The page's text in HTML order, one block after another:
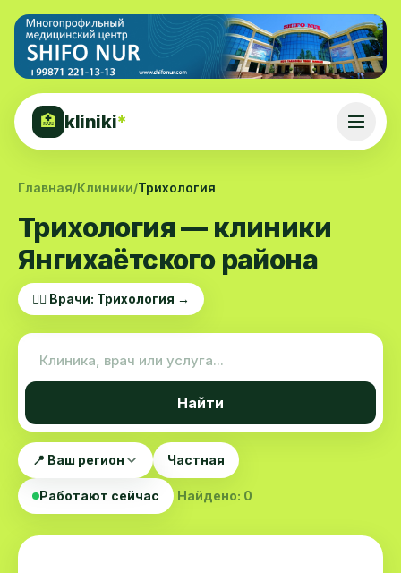
🏥 kliniki*
Главная/Клиники/Трихология
Трихология — клиники
Янгихаётского района
👨‍⚕️ Врачи: Трихология →
Найти
📍 Ваш регион Частная
Работают сейчас Найдено: 0